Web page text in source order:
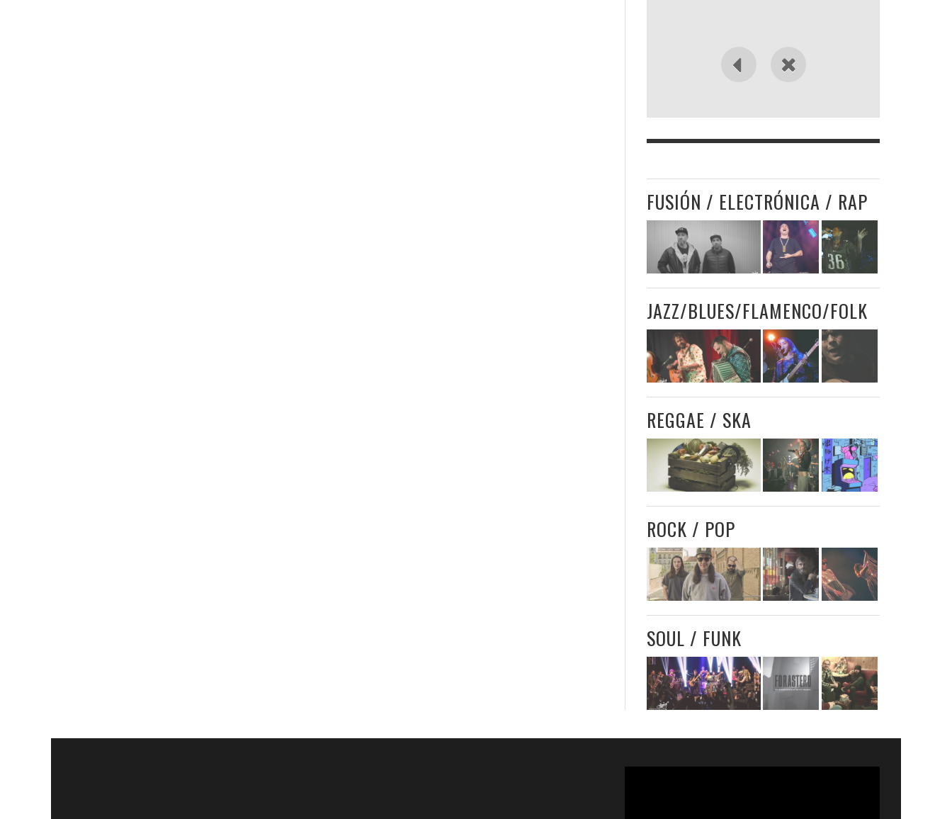
FUSIÓN / ELECTRÓNICA / RAP
JAZZ/BLUES/FLAMENCO/FOLK
REGGAE / SKA
ROCK / POP
SOUL / FUNK